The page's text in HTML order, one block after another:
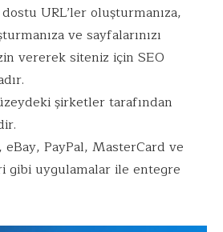
URL’ler oluşturmanıza,
ve sayfalarınızı
vererek siteniz için SEO
şirketler tarafından
PayPal, MasterCard ve
gibi uygulamalar ile entegre